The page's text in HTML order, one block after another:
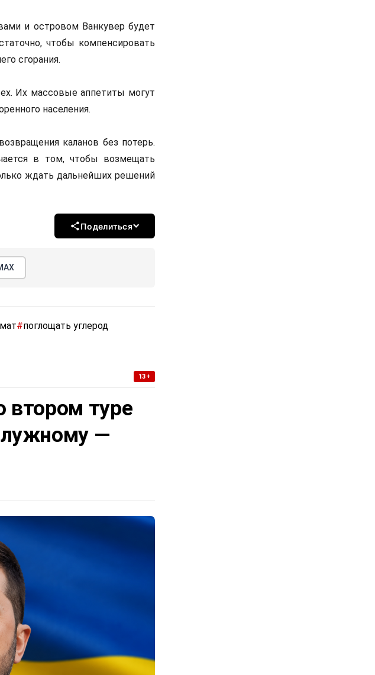
и островом Ванкувер будет
чтобы компенсировать
сгорания.
Их массовые аппетиты могут
населения.
каланов без потерь.
в том, чтобы возмещать
ждать дальнейших решений
Поделиться
#поглощать углерод
13+
втором туре
—